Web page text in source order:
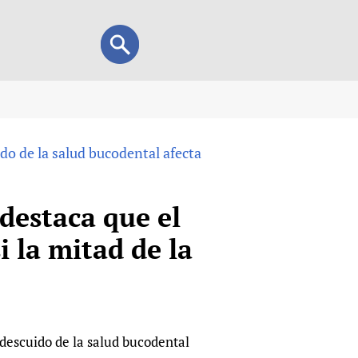
Search
Search
Children
health and rights)
Français
Español
de la salud bucodental afecta
que el
la mitad de la
de la salud bucodental